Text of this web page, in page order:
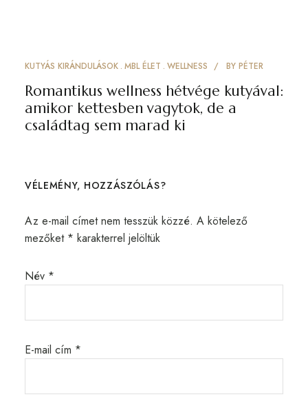
KUTYÁS KIRÁNDULÁSOK MBL ÉLET WELLNESS BY PÉTER
Romantikus wellness hétvége kutyával:
amikor kettesben vagytok, de a
családtag sem marad ki
VÉLEMÉNY, HOZZÁSZÓLÁS?
Az e-mail címet nem tesszük közzé. A kötelező
mezőket * karakterrel jelöltük
Név *
E-mail cím *